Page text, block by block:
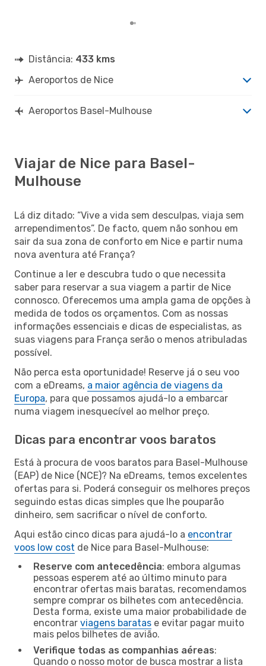
Distância: 433 kms
Aeroportos de Nice
Aeroportos Basel-Mulhouse
Viajar de Nice para Basel-
Mulhouse
Lá diz ditado: “Vive a vida sem desculpas, viaja sem
arrependimentos”. De facto, quem não sonhou em
sair da sua zona de conforto em Nice e partir numa
nova aventura até França?
Continue a ler e descubra tudo o que necessita
saber para reservar a sua viagem a partir de Nice
connosco. Oferecemos uma ampla gama de opções à
medida de todos os orçamentos. Com as nossas
informações essenciais e dicas de especialistas, as
suas viagens para França serão o menos atribuladas
possível.
Não perca esta oportunidade! Reserve já o seu voo
com a eDreams, a maior agência de viagens da
Europa, para que possamos ajudá-lo a embarcar
numa viagem inesquecível ao melhor preço.
Dicas para encontrar voos baratos
Está à procura de voos baratos para Basel-Mulhouse
(EAP) de Nice (NCE)? Na eDreams, temos excelentes
ofertas para si. Poderá conseguir os melhores preços
seguindo estas dicas simples que lhe pouparão
dinheiro, sem sacrificar o nível de conforto.
Aqui estão cinco dicas para ajudá-lo a encontrar
voos low cost de Nice para Basel-Mulhouse:
Reserve com antecedência: embora algumas
pessoas esperem até ao último minuto para
encontrar ofertas mais baratas, recomendamos
sempre comprar os bilhetes com antecedência.
Desta forma, existe uma maior probabilidade de
encontrar viagens baratas e evitar pagar muito
mais pelos bilhetes de avião.
Verifique todas as companhias aéreas:
Quando o nosso motor de busca mostrar a lista